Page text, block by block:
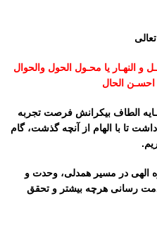
و النهـار یا محـول الحول والحوال
احسـن الحال
الطاف بیکرانش فرصت تجربه
تا با الهام از آنچه گذشت، گام
الهی در مسیر همدلی، وحدت و
رسانی هرچه بیشتر و تحقق